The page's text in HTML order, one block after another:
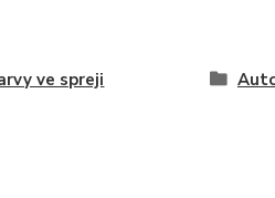
ve spreji